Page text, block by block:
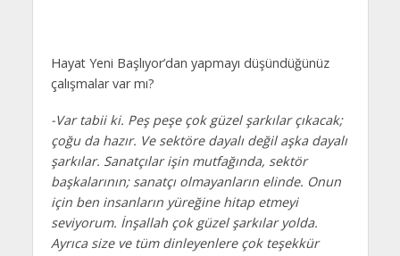
Hayat Yeni Başlıyor’dan yapmayı düşündüğünüz
çalışmalar var mı?
-Var tabii ki. Peş peşe çok güzel şarkılar çıkacak;
çoğu da hazır. Ve sektöre dayalı değil aşka dayalı
şarkılar. Sanatçılar işin mutfağında, sektör
başkalarının; sanatçı olmayanların elinde. Onun
için ben insanların yüreğine hitap etmeyi
seviyorum. İnşallah çok güzel şarkılar yolda.
Ayrıca size ve tüm dinleyenlere çok teşekkür